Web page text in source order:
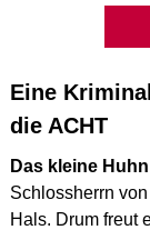
Eine
die ACHT
Das kleine
Schlossherrn
Hals. Drum freut